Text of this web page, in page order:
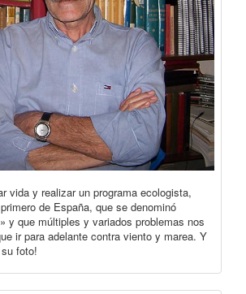
vida y realizar un programa ecologista,
de España, que se denominó
» y que múltiples y variados problemas nos
ir para adelante contra viento y marea. Y
foto!